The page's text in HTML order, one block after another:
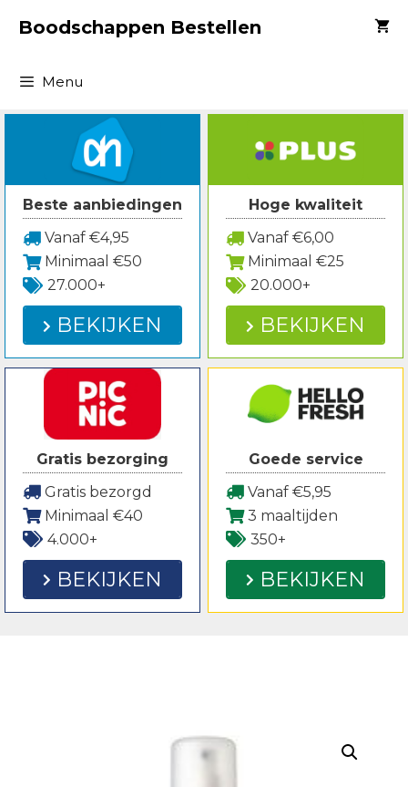
naarBoodschappen Bestellen
Menu
Beste aanbiedingen
Vanaf €4,95
Minimaal €50
27.000+
BEKIJKEN
Hoge kwaliteit
Vanaf €6,00
Minimaal €25
20.000+
BEKIJKEN
Gratis bezorging
Gratis bezorgd
Minimaal €40
4.000+
BEKIJKEN
Goede service
Vanaf €5,95
3 maaltijden
350+
BEKIJKEN